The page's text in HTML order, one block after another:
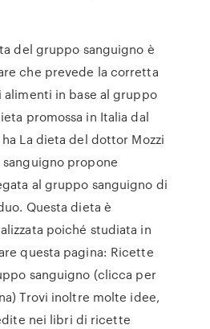
del gruppo sanguigno è
che prevede la corretta
in base al gruppo
promossa in Italia dal
La dieta del dottor Mozzi
propone
al gruppo sanguigno di
Questa dieta è
poiché studiata in
questa pagina: Ricette
sanguigno (clicca per
Trovi inoltre molte idee,
nei libri di ricette